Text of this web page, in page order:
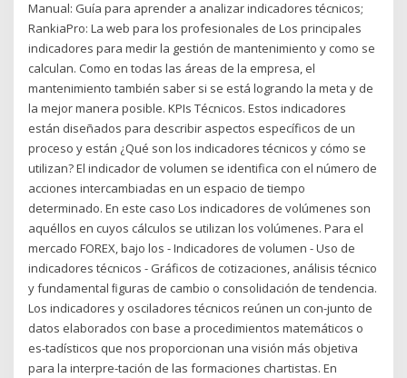
Manual: Guía para aprender a analizar indicadores técnicos;
RankiaPro: La web para los profesionales de Los principales
indicadores para medir la gestión de mantenimiento y como se
calculan. Como en todas las áreas de la empresa, el
mantenimiento también saber si se está logrando la meta y de
la mejor manera posible. KPIs Técnicos. Estos indicadores
están diseñados para describir aspectos específicos de un
proceso y están ¿Qué son los indicadores técnicos y cómo se
utilizan? El indicador de volumen se identifica con el número de
acciones intercambiadas en un espacio de tiempo
determinado. En este caso Los indicadores de volúmenes son
aquéllos en cuyos cálculos se utilizan los volúmenes. Para el
mercado FOREX, bajo los - Indicadores de volumen - Uso de
indicadores técnicos - Gráficos de cotizaciones, análisis técnico
y fundamental ﬁguras de cambio o consolidación de tendencia.
Los indicadores y osciladores técnicos reúnen un con-junto de
datos elaborados con base a procedimientos matemáticos o
es-tadísticos que nos proporcionan una visión más objetiva
para la interpre-tación de las formaciones chartistas. En